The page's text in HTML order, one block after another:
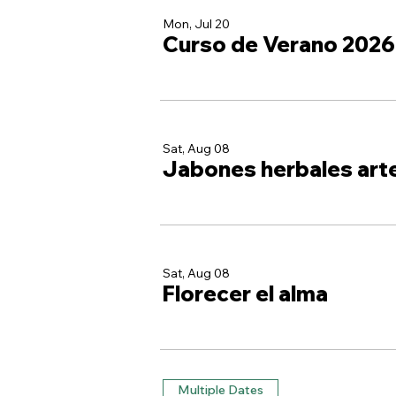
Mon, Jul 20
Curso de Verano 2026
Sat, Aug 08
Jabones herbales
Sat, Aug 08
Florecer el alma
Multiple Dates